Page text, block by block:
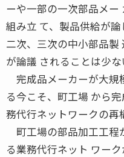
ーや一部の一次部品メ
組み立 て、製品供給が
二次、三次の中小部品製
が論議 されることは少な
完成品メーカーが大規
る今こそ、町工場 から
務代行ネットワークの再
町工場の部品加工工程
る業務代行ネット ワー